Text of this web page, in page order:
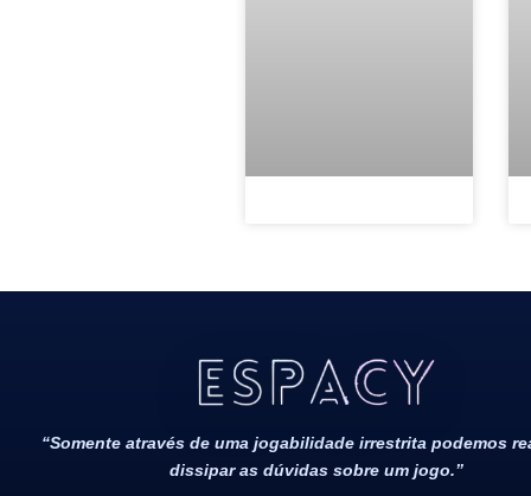
Todos Os Direitos Reservados 2022/2023​
“Somente através de uma jogabilidade irrestrita podemos
dissipar as dúvidas sobre um jogo.”